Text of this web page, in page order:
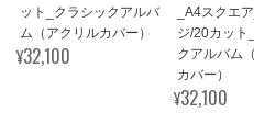
ット_クラシックアルバ
ム（アクリルカバー）
¥32,100
_A4スクエ
ジ/20カット
クアルバム
カバー）
¥32,100